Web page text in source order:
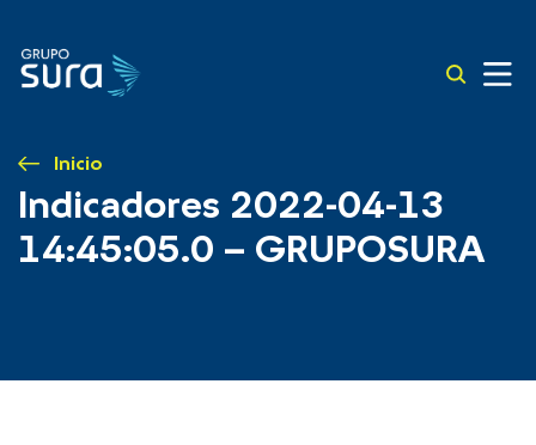
Inicio
Indicadores 2022-04-13
14:45:05.0 – GRUPOSURA